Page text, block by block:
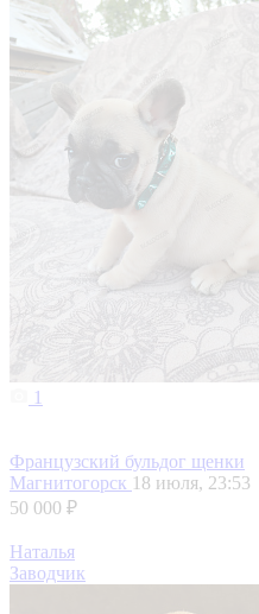
1
Французский бульдог щенки
Магнитогорск 18 июля, 23:53
50 000 ₽
Наталья
Заводчик